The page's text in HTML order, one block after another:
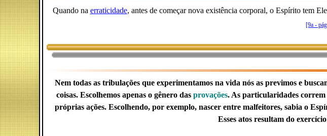
Quando na erraticidade, antes de começar nova existência corporal, o Espírito tem
[9a -
Nem todas as tribulações que experimentamos na vida nós as previmos e
coisas. Escolhemos apenas o gênero das provações. As particularidades correm
próprias ações. Escolhendo, por exemplo, nascer entre malfeitores, sabia o
Esses atos resultam do